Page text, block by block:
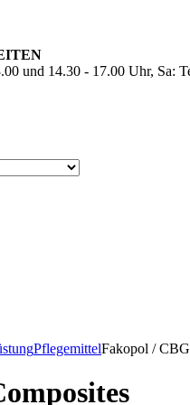
und 14.30 - 17.00 Uhr, Sa:
PflegemittelFakopol /